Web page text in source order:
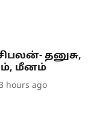
தனுசு,
மீனம்
hours ago